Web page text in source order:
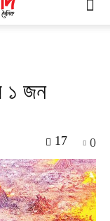
১ জন
0
17